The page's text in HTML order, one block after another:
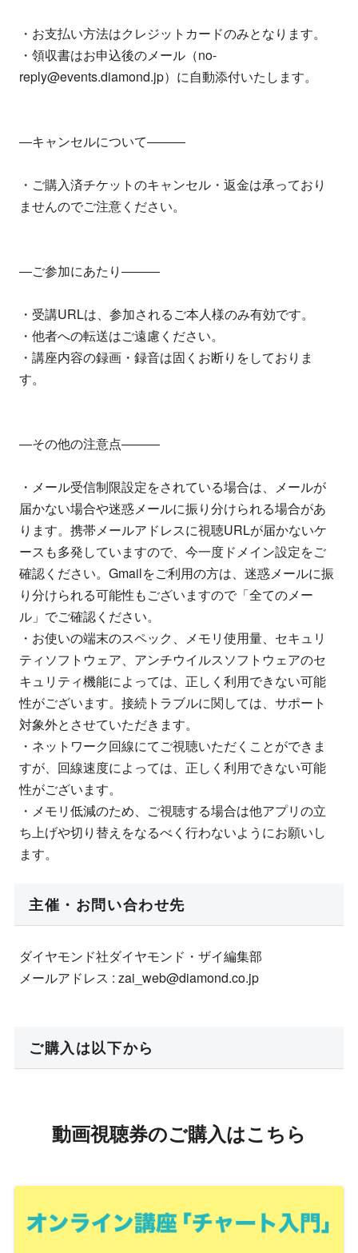
・お支払い方法はクレジットカードのみとなります。
・領収書はお申込後のメール（no-
reply@events.diamond.jp）に自動添付いたします。
―キャンセルについて―――
・ご購入済チケットのキャンセル・返金は承っており
ませんのでご注意ください。
―ご参加にあたり―――
・受講URLは、参加されるご本人様のみ有効です。
・他者への転送はご遠慮ください。
・講座内容の録画・録音は固くお断りをしておりま
す。
―その他の注意点―――
・メール受信制限設定をされている場合は、メールが
届かない場合や迷惑メールに振り分けられる場合があ
ります。携帯メールアドレスに視聴URLが届かないケ
ースも多発していますので、今一度ドメイン設定をご
確認ください。Gmailをご利用の方は、迷惑メールに振
り分けられる可能性もございますので「全てのメー
ル」でご確認ください。
・お使いの端末のスペック、メモリ使用量、セキュリ
ティソフトウェア、アンチウイルスソフトウェアのセ
キュリティ機能によっては、正しく利用できない可能
性がございます。接続トラブルに関しては、サポート
対象外とさせていただきます。
・ネットワーク回線にてご視聴いただくことができま
すが、回線速度によっては、正しく利用できない可能
性がございます。
・メモリ低減のため、ご視聴する場合は他アプリの立
ち上げや切り替えをなるべく行わないようにお願いし
ます。
主催・お問い合わせ先
ダイヤモンド社ダイヤモンド・ザイ編集部
メールアドレス : zai_web@diamond.co.jp
ご購入は以下から
動画視聴券のご購入はこちら